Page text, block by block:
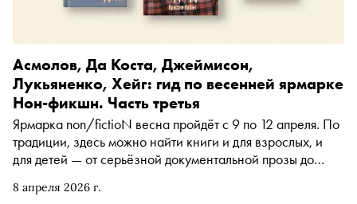
8 апреля 2026 г.
Асмолов, Да Коста, Джеймисон,
Лукьяненко, Хейг: гид по весенней ярмарке
Нон-фикшн. Часть третья
Ярмарка non/fictioN весна пройдёт с 9 по 12 апреля. По
традиции, здесь можно найти книги и для взрослых, и
для детей — от серьёзной документальной прозы до
которой о главных книгах ярмарки рассказывают